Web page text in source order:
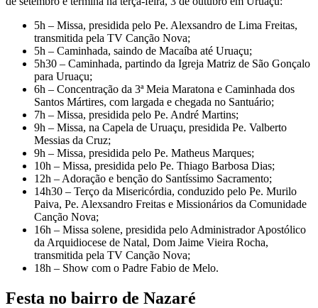
5h – Missa, presidida pelo Pe. Alexsandro de Lima Freitas,
transmitida pela TV Canção Nova;
5h – Caminhada, saindo de Macaíba até Uruaçu;
5h30 – Caminhada, partindo da Igreja Matriz de São Gonçalo
para Uruaçu;
6h – Concentração da 3ª Meia Maratona e Caminhada dos
Santos Mártires, com largada e chegada no Santuário;
7h – Missa, presidida pelo Pe. André Martins;
9h – Missa, na Capela de Uruaçu, presidida Pe. Valberto
Messias da Cruz;
9h – Missa, presidida pelo Pe. Matheus Marques;
10h – Missa, presidida pelo Pe. Thiago Barbosa Dias;
12h – Adoração e benção do Santíssimo Sacramento;
14h30 – Terço da Misericórdia, conduzido pelo Pe. Murilo
Paiva, Pe. Alexsandro Freitas e Missionários da Comunidade
Canção Nova;
16h – Missa solene, presidida pelo Administrador Apostólico
da Arquidiocese de Natal, Dom Jaime Vieira Rocha,
transmitida pela TV Canção Nova;
18h – Show com o Padre Fabio de Melo.
Festa no bairro de Nazaré